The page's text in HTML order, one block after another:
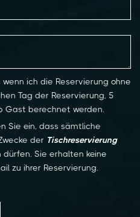
ich die Reservierung ohne
Tag der Reservierung, 5
Gast berechnet werden.
Sie ein, dass sämtliche
der Tischreservierung
Sie erhalten keine
zu ihrer Reservierung.